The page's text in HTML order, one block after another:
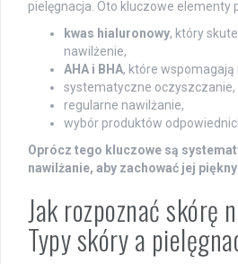
pielęgnacja. Oto kluczowe elementy
kwas hialuronowy, który
nawilżenie,
AHA i BHA, które wspomagają
systematyczne oczyszczanie,
regularne nawilżanie,
wybór produktów
Oprócz tego kluczowe są
nawilżanie, aby zachować jej
Jak rozpoznać skórę
Typy skóry a